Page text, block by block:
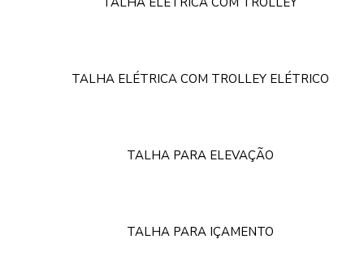
TALHA ELÉTRICA COM TROLLEY ELÉTRICO
TALHA PARA ELEVAÇÃO
TALHA PARA IÇAMENTO